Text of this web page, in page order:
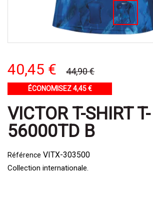
40,45 € 44,90 €
ÉCONOMISEZ 4,45 €
VICTOR T-SHIRT T-
56000TD B
Référence VITX-303500
Collection internationale.